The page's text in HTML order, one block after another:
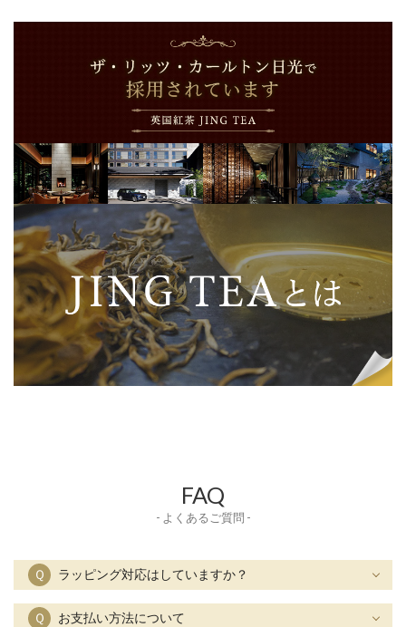
FAQ
- よくあるご質問 -
Ｑ ラッピング対応はしていますか？
Ｑ お支払い方法について